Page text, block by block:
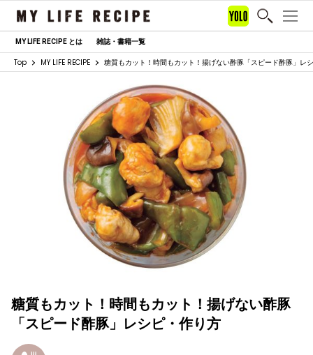
MY LIFE RECIPE とは 雑誌・書籍一覧
Top MY LIFE RECIPE 糖質もカット！時間もカット！揚げない酢豚「スピード酢豚」レ
糖質もカット！時間もカット！揚げない酢豚
「スピード酢豚」レシピ・作り方